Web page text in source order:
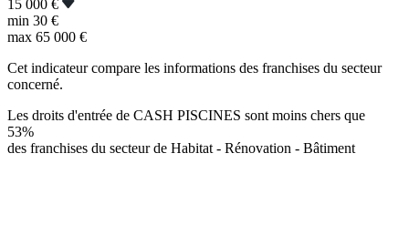
15 000 €
min 30 €
max 65 000 €
Cet indicateur compare les informations des franchises du secteur
concerné.
Les droits d'entrée de CASH PISCINES sont moins chers que
53%
des franchises du secteur de Habitat - Rénovation - Bâtiment